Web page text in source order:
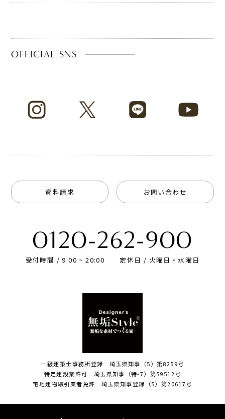
OFFICIAL SNS
資料請求 お問い合わせ
0120-262-900
受付時間 / 9:00 ~ 20:00 定休日 / 火曜日・水曜日
一級建築士事務所登録 埼玉県知事（5）第8259号
特定建設業許可 埼玉県知事（特-7）第59512号
宅地建物取引業者免許 埼玉県知事登録（5）第20617号